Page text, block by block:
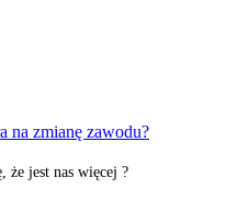
na zmianę zawodu?
że jest nas więcej ?